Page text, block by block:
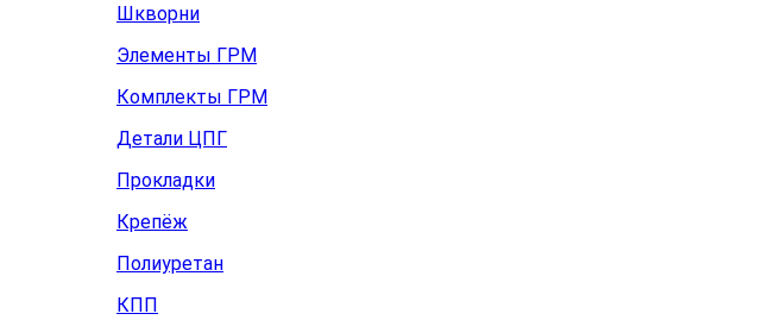
Шкворни
Элементы ГРМ
Комплекты ГРМ
Детали ЦПГ
Прокладки
Крепёж
Полиуретан
КПП